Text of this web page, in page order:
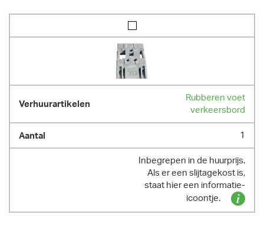
Rubberen voet
verkeersbord
1
Inbegrepen in de huurprijs.
Als er een slijtagekost is,
staat hier een informatie-
icoontje.